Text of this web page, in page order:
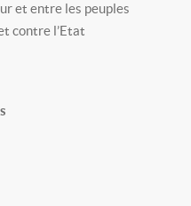
et entre les peuples
contre l’Etat